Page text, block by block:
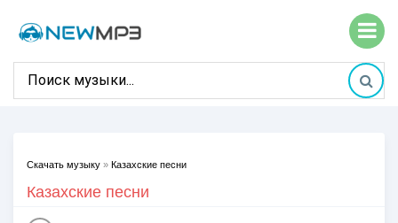
Скачать музыку » Казахские песни
Казахские песни